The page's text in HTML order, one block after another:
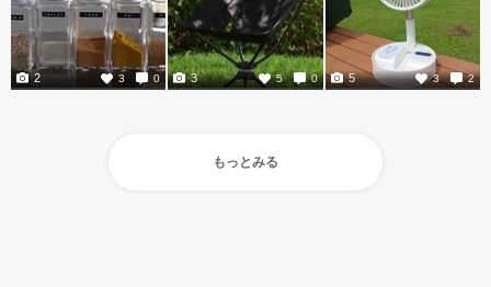
3 0
2 5 0
3 3 2
5
もっとみる